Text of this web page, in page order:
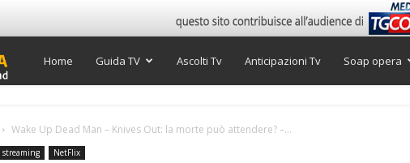
Super
TV
Home Guida TV Ascolti Tv Anticipazioni Tv Soap opera
Wake Up Dead Man – Knives Out: la morte può attendere? –...
streaming NetFlix